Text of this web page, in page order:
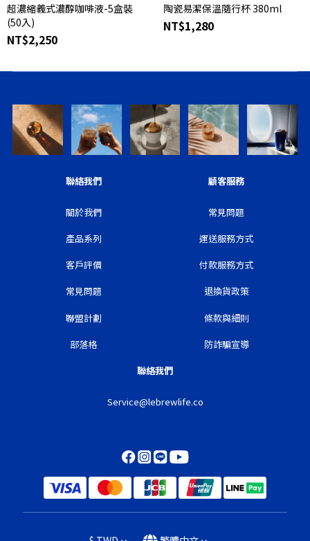
超濃縮義式濃醇咖啡液-5盒裝
(50入)
NT$2,250
陶瓷易潔保溫隨行杯 380ml
NT$1,280
聯絡我們
關於我們
產品系列
客戶評價
常見問題
聯盟計劃
部落格
顧客服務
常見問題
運送服務方式
付款服務方式
退換貨政策
條款與細則
防詐騙宣導
聯絡我們
Service@lebrewlife.co